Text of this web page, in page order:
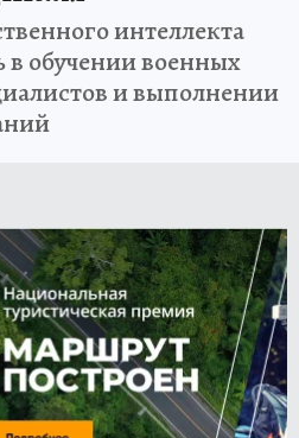
интеллекта
в обучении военных
и выполнении